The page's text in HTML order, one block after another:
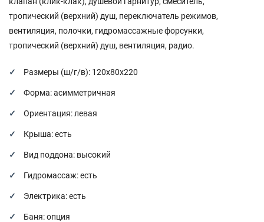
тропический (верхний) душ, переключатель режимов,
вентиляция, полочки, гидромассажные форсунки,
тропический (верхний) душ, вентиляция, радио.
Размеры (ш/г/в): 120х80х220
Форма: асимметричная
Ориентация: левая
Крыша: есть
Вид поддона: высокий
Гидромассаж: есть
Электрика: есть
Баня: опция